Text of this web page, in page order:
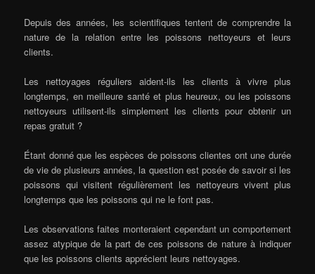
Depuis des années, les scientifiques tentent de comprendre la
nature de la relation entre les poissons nettoyeurs et leurs
clients.
Les nettoyages réguliers aident-ils les clients à vivre plus
longtemps, en meilleure santé et plus heureux, ou les poissons
nettoyeurs utilisent-ils simplement les clients pour obtenir un
repas gratuit ?
Étant donné que les espèces de poissons clientes ont une durée
de vie de plusieurs années, la question est posée de savoir si les
poissons qui visitent régulièrement les nettoyeurs vivent plus
longtemps que les poissons qui ne le font pas.
Les observations faites monteraient cependant un comportement
assez atypique de la part de ces poissons de nature à indiquer
que les poissons clients apprécient leurs nettoyages.